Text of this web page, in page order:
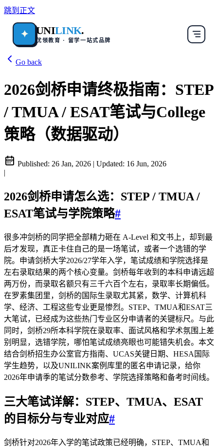
跳到正文
✦ UNILINK.
优领教育 · 留学一站式品牌
Go back
2026剑桥申请终极指南：STEP
/ TMUA / ESAT笔试与College
策略（数据驱动）
Published: 26 Jan, 2026 | Updated: 16 Jun, 2026
|
2026剑桥申请怎么选：STEP / TMUA /
ESAT笔试与学院策略#
很多冲剑桥的同学把全部精力砸在 A-Level 和文书上，却到最
后才发现，真正卡住自己的是一场笔试，或者一个选错的学
院。申请剑桥大学2026/27学年入学，笔试成绩和学院选择是
左右录取结果的两个核心变量。剑桥每年收到的本科申请远超
两万份，而录取名额只有三千六百个左右，录取率长期偏低。
在罗素集团里，剑桥的国际生录取尤其紧，数学、计算机科
学、经济、工程这些专业更是惨烈。STEP、TMUA和ESAT三
大笔试，已经成为这些热门专业区分申请者的关键标尺。与此
同时，剑桥29所本科学院在录取率、面试风格和学术氛围上差
别明显，选错学院，哪怕笔试成绩亮眼也可能错失机会。本文
结合剑桥招生办公室官方指南、UCAS关键日期、HESA国际
学生趋势，以及UNILINK案例库里的匿名申请记录，给你
2026年申请季的笔试分数参考、学院选择策略和备考时间线。
三大笔试详解：STEP、TMUA、ESAT
的目标分与专业对应#
剑桥针对2026年入学的笔试政策已经明确，STEP、TMUA和